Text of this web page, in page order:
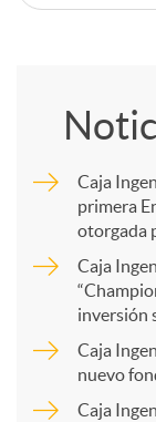
C
m
r
Caja
primera
otorgada
Caja
inversión
Caja
nuevo
Caja